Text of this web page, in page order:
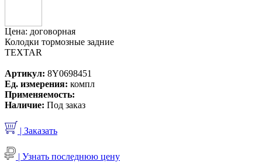
Цена: договорная
Колодки тормозные задние
TEXTAR
Артикул: 8Y0698451
Ед. измерения: компл
Применяемость:
Наличие: Под заказ
| Заказать
| Узнать последнюю цену